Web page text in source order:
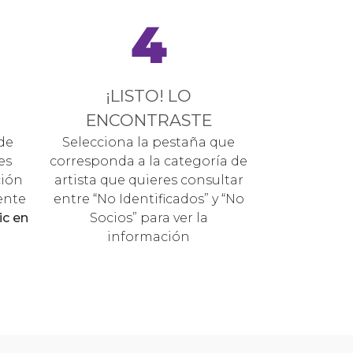
en
4
¡LISTO! LO
ENCONTRASTE
Selecciona la pestaña que
corresponda a la categoría de
artista que quieres consultar
entre “No Identificados” y “No
Socios” para ver la
información